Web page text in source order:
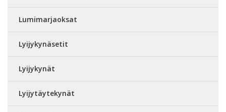
Lumimarjaoksat
Lyijykynäsetit
Lyijykynät
Lyijytäytekynät